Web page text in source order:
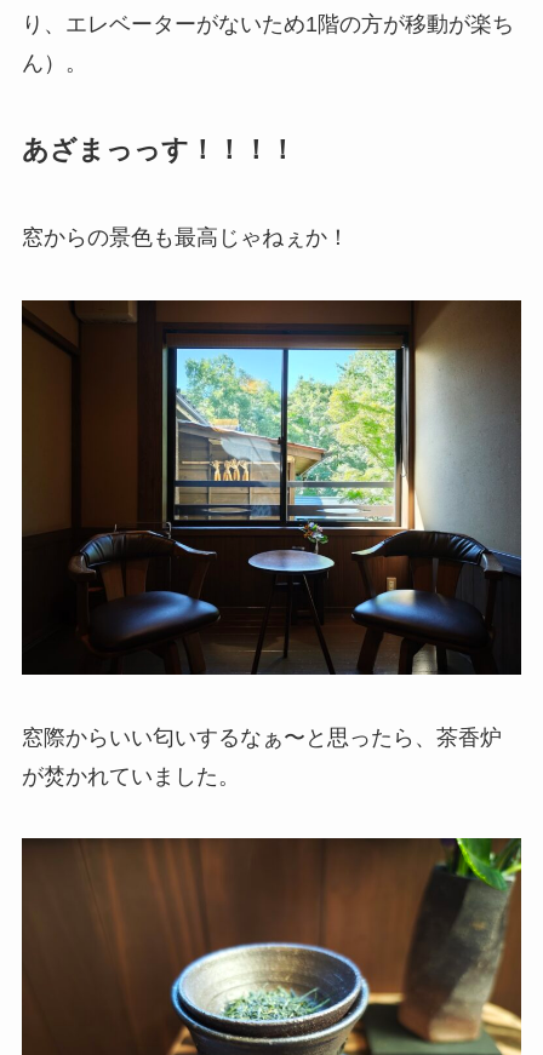
り、エレベーターがないため1階の方が移動が楽ち
ん）。
あざまっっす！！！！
窓からの景色も最高じゃねぇか！
窓際からいい匂いするなぁ〜と思ったら、茶香炉
が焚かれていました。